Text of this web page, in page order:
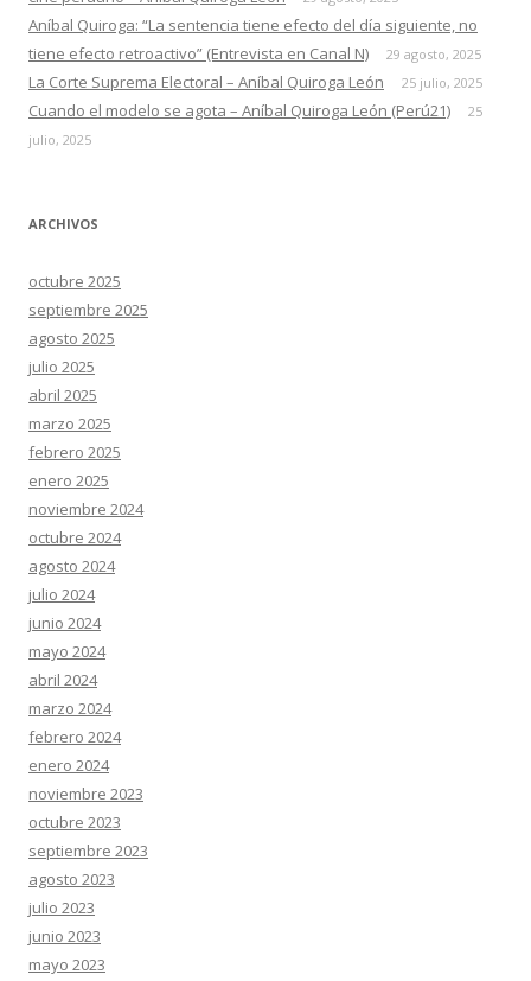
Aníbal Quiroga: “La sentencia tiene efecto del día siguiente, no
tiene efecto retroactivo” (Entrevista en Canal N)
29 agosto, 2025
La Corte Suprema Electoral – Aníbal Quiroga León 25 julio, 2025
Cuando el modelo se agota – Aníbal Quiroga León (Perú21)
25
julio, 2025
ARCHIVOS
octubre 2025
septiembre 2025
agosto 2025
julio 2025
abril 2025
marzo 2025
febrero 2025
enero 2025
noviembre 2024
octubre 2024
agosto 2024
julio 2024
junio 2024
mayo 2024
abril 2024
marzo 2024
febrero 2024
enero 2024
noviembre 2023
octubre 2023
septiembre 2023
agosto 2023
julio 2023
junio 2023
mayo 2023